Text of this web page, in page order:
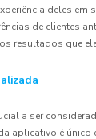
deles em
de clientes
resultados que
a ser
aplicativo é